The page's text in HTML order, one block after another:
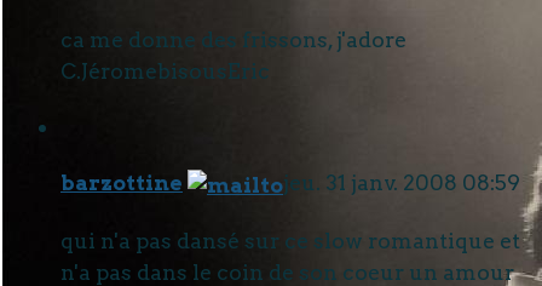
ca me donne des frissons, j'adore
C.JéromebisousEric
barzottine jeu. 31 janv. 2008 08:59
qui n'a pas dansé sur ce slow romantique et
n'a pas dans le coin de son coeur un amour